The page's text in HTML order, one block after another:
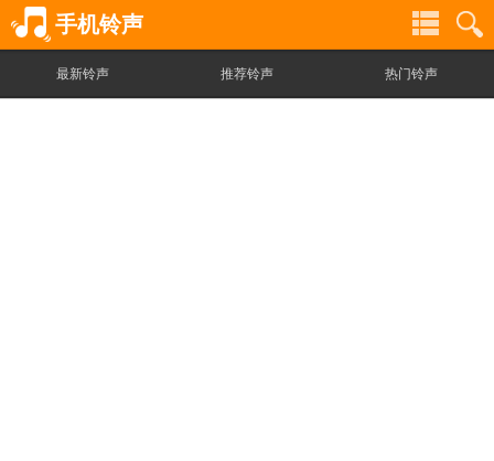
手机铃声
最新铃声 推荐铃声 热门铃声